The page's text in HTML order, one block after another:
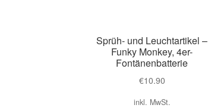
Sprüh- und Leuchtartikel –
Funky Monkey, 4er-
Fontänenbatterie
€10.90
inkl. MwSt.